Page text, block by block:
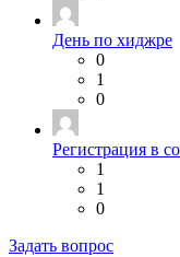
День по хиджре
0
1
0
Регистрация в
1
1
0
Задать вопрос